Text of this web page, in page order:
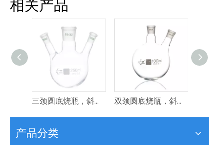
相关产品
三颈圆底烧瓶，斜边颈 双颈圆底烧瓶，斜边颈
产品分类